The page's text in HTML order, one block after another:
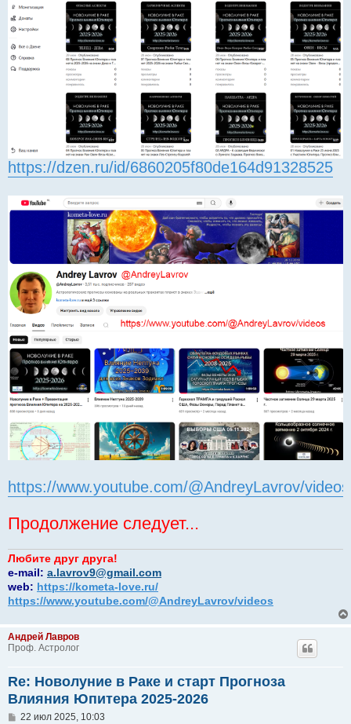
https://dzen.ru/id/6860205f80de164d91328525
https://www.youtube.com/@AndreyLavrov/videos
Продолжение следует...
Любите друг друга!
e-mail: a.lavrov9@gmail.com
web: https://kometa-love.ru/
https://www.youtube.com/@AndreyLavrov/videos
Андрей Лавров
Проф. Астролог
Re: Новолуние в Раке и старт Прогноза
Влияния Юпитера 2025-2026
С
22 июл 2025, 10:03